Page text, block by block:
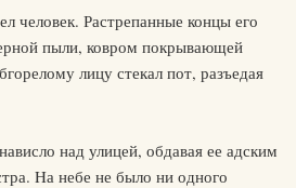
человек. Растрепанные концы его
пыли, ковром покрывающей
лицу стекал пот, разъедая
над улицей, обдавая ее адским
Hа небе не было ни одного